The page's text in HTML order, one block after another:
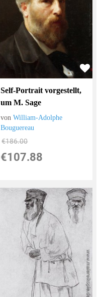
Self-Portrait vorgestellt,
um M. Sage
vonWilliam-Adolphe
Bouguereau
€186.00
€107.88